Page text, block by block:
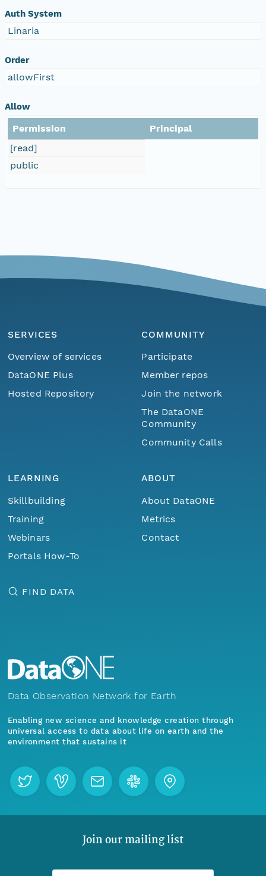
Auth System
Linaria
Order
allowFirst
Allow
Permission
Principal
[read]
public
SERVICES
Overview of services
DataONE Plus
Hosted Repository
COMMUNITY
Participate
Member repos
Join the network
The DataONE
Community
Community Calls
LEARNING
Skillbuilding
Training
Webinars
Portals How-To
ABOUT
About DataONE
Metrics
Contact
FIND DATA
Data Observation Network for Earth
Enabling new science and knowledge creation through
universal access to data about life on earth and the
environment that sustains it
Join our mailing list